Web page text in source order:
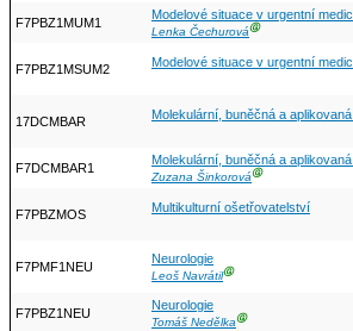
F7PBZ1MUM1
Modelové situace v urgentní
Lenka ČechurováⒼ
F7PBZ1MSUM2 Modelové situace v urgentní
17DCMBAR Molekulární, buněčná a
F7DCMBAR1
Molekulární, buněčná a
Zuzana ŠinkorováⒼ
F7PBZMOS Multikulturní ošetřovatelství
F7PMF1NEU
Neurologie
Leoš NavrátilⒼ
F7PBZ1NEU
Neurologie
Tomáš NedělkaⒼ